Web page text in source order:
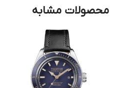
محصولات مشابه